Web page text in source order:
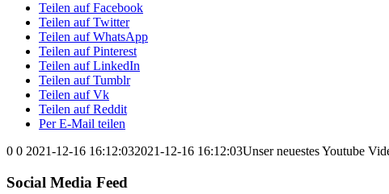
Teilen auf Facebook
Teilen auf Twitter
Teilen auf WhatsApp
Teilen auf Pinterest
Teilen auf LinkedIn
Teilen auf Tumblr
Teilen auf Vk
Teilen auf Reddit
Per E-Mail teilen
0 0 2021-12-16 16:12:032021-12-16 16:12:03Unser neuestes Youtube
Social Media Feed